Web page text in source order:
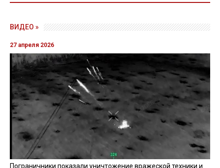
16 июня 2026, 09:13
Россияне атаковали дроном
маршрутку в Херсоне: есть погибший и
раненые
Фото: ОВА
Читайте також
українською мовою
Во вторник, 16 июня, около 08:00 российские
войска атаковали с беспилотника маршрутный
автобус в Корабельном районе Херсона